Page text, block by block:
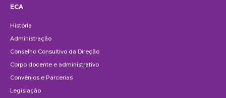
ECA
História
Administração
Conselho Consultivo da Direção
Corpo docente e administrativo
Convênios e Parcerias
Legislação